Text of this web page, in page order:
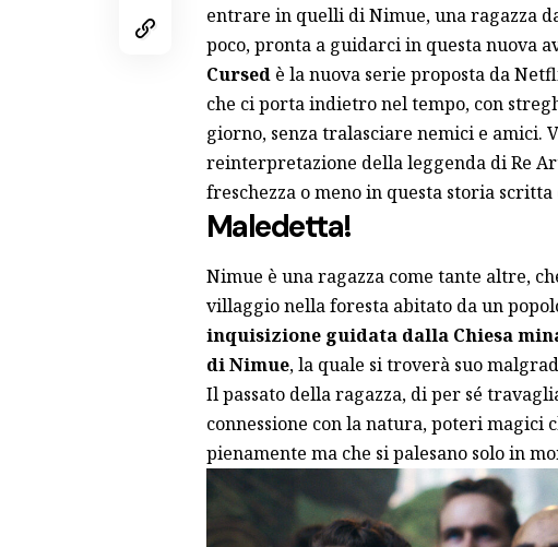
entrare in quelli di Nimue, una ragazza
poco, pronta a guidarci in questa nuova
Cursedè la nuova serie proposta da
che ci porta indietro nel tempo, con
giorno, senza tralasciare nemici e amici.
reinterpretazione della leggenda di Re
freschezza o meno in questa storia
Maledetta!
Nimue è una ragazza come tante altre,
villaggio nella foresta abitato da un
inquisizione guidata dalla Chiesa
di Nimue, la quale si troverà suo
Il passato della ragazza, di per sé
connessione con la natura, poteri magici
pienamente ma che si palesano solo in